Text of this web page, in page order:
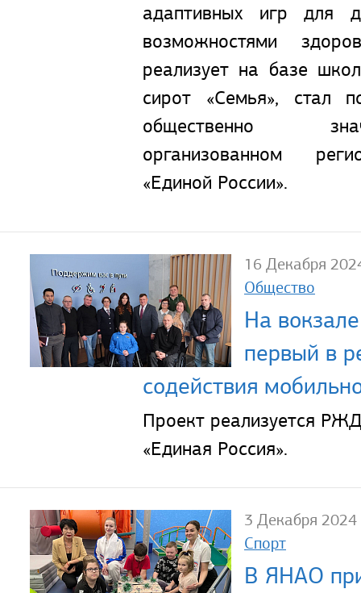
адаптивных игр для
возможностями
реализует на базе
сирот «Семья», стал
общественно
организованном
«Единой России».
16 Декабря
Общество
На
первый в
содействия
Проект реализуется
«Единая Россия».
3 Декабря 2024
Спорт
В ЯНАО